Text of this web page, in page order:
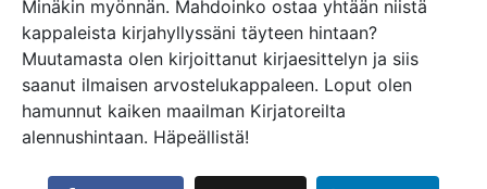
Minäkin myönnän. Mahdoinko ostaa yhtään niistä
kappaleista kirjahyllyssäni täyteen hintaan?
Muutamasta olen kirjoittanut kirjaesittelyn ja siis
saanut ilmaisen arvostelukappaleen. Loput olen
hamunnut kaiken maailman Kirjatoreilta
alennushintaan. Häpeällistä!